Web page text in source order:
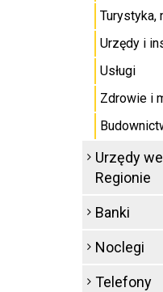
Turystyka,
Urzędy i
Usługi
Zdrowie i
Urzędy
Regionie
Banki
Noclegi
Telefony